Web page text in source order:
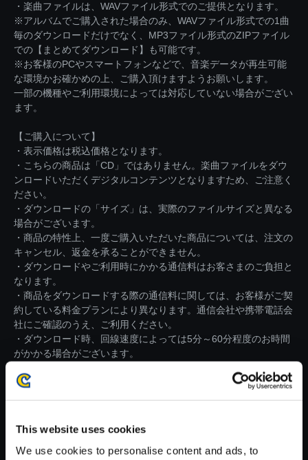
This website uses cookies
We use cookies to personalise content and ads, to
・楽曲ファイルは、WAVファイル形式でのご提供となります。
※アルバムでご購入された場合のみ、WAVファイル形式での1曲
毎のダウンロードだけでなく、MP3ファイル形式のZIPファイル
での【まとめてダウンロード】も可能です。
※お客様のPCやスマートフォンなどで、音楽データが再生可能
な環境かお確かめの上、ご購入頂けますようお願いします。
一部の機種やご利用環境によっては対応していない場合がござい
ます。
【ご購入について】
・表示価格は税込価格となります。
・こちらの商品は「CD」ではありません。楽曲ファイルをダウ
ンロードいただくデジタルコンテンツとなりますため、ご注意く
ださい。
・ダウンロードの「サイズ」は、実際のファイルサイズと異なる
場合がございます。
・商品の特性上、一度ご購入いただいた商品については、注文の
キャンセル、返金を承ることができません。
・ダウンロードやご利用時にかかる通信料はお客さまのご負担と
なります。
・商品をダウンロードする際の通信料に関しては、お客様がご契
約している料金プランにより異なります。通信会社や携帯電話会
社にご確認のうえ、ご利用ください。
・ダウンロード時、回線速度によっては5分～60分程度のお時間
がかかる場合がございます。
が安定しているWifi環境でお試しください。